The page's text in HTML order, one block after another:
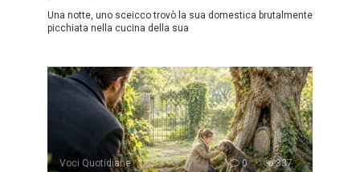
Una notte, uno sceicco trovò la sua domestica brutalmente
picchiata nella cucina della sua
Voci Quotidiane 0 337